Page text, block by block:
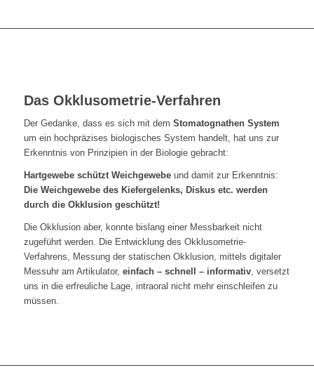
Das Okklusometrie-Verfahren
Der Gedanke, dass es sich mit dem Stomatognathen System
um ein hochpräzises biologisches System handelt, hat uns zur
Erkenntnis von Prinzipien in der Biologie gebracht:
Hartgewebe schützt Weichgewebe und damit zur Erkenntnis:
Die Weichgewebe des Kiefergelenks, Diskus etc. werden
durch die Okklusion geschützt!
Die Okklusion aber, konnte bislang einer Messbarkeit nicht
zugeführt werden. Die Entwicklung des Okklusometrie-
Verfahrens, Messung der statischen Okklusion, mittels digitaler
Messuhr am Artikulator, einfach – schnell – informativ, versetzt
uns in die erfreuliche Lage, intraoral nicht mehr einschleifen zu
müssen.